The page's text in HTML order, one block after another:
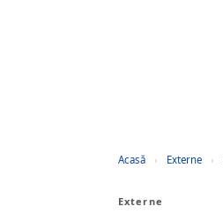
Acasă › Externe ›
Externe